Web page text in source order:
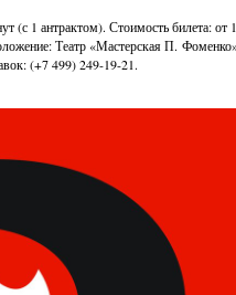
(с 1 антрактом). Стоимость билета: от
Театр «Мастерская П.
(+7 499) 249-19-21.